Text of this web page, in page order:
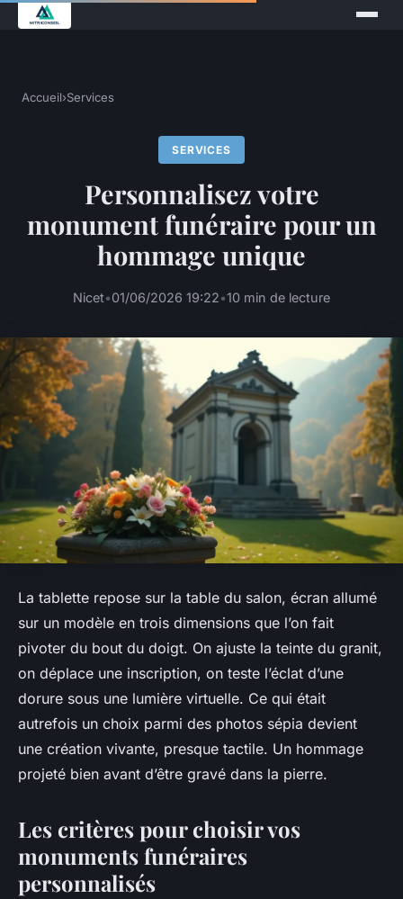
Accueil›Services
SERVICES
Personnalisez votre
monument funéraire pour un
hommage unique
Nicet•01/06/2026 19:22•10 min de lecture
La tablette repose sur la table du salon, écran allumé
sur un modèle en trois dimensions que l’on fait
pivoter du bout du doigt. On ajuste la teinte du granit,
on déplace une inscription, on teste l’éclat d’une
dorure sous une lumière virtuelle. Ce qui était
autrefois un choix parmi des photos sépia devient
une création vivante, presque tactile. Un hommage
projeté bien avant d’être gravé dans la pierre.
Les critères pour choisir vos
monuments funéraires
personnalisés